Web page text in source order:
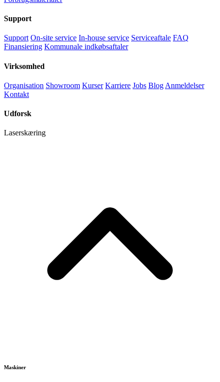
Support
Support On-site service In-house service Serviceaftale FAQ
Finansiering Kommunale indkøbsaftaler
Virksomhed
Organisation Showroom Kurser Karriere Jobs Blog Anmeldelser
Kontakt
Udforsk
Laserskæring
Maskiner